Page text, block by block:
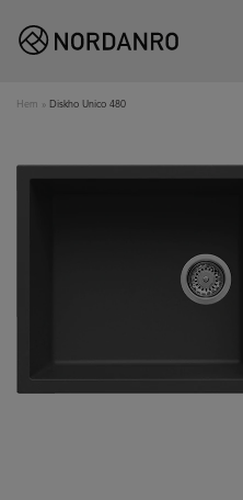
Hem » Diskho Unico 480